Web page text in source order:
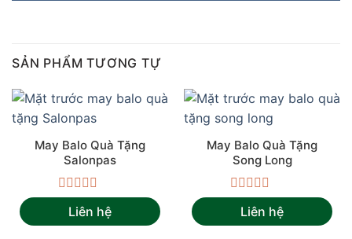
SẢN PHẨM TƯƠNG TỰ
May Balo Quà Tặng
Salonpas
Được
xếp
hạng
Liên hệ
May Balo Quà Tặng
Song Long
Được
xếp
hạng
Liên hệ